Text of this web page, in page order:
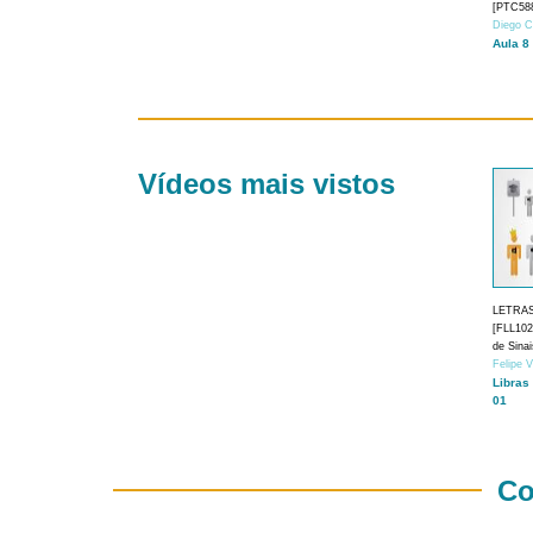
Diego
Aula 8
Vídeos mais vistos
de
Felipe
Libras
01